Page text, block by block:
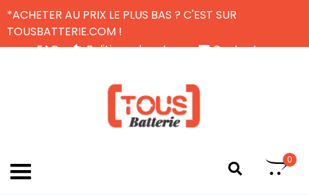
*ACHETER AU PRIX LE PLUS BAS ? C'EST SUR
TOUSBATTERIE.COM !
FAQ
Politique de retour
Contactez-nous
0